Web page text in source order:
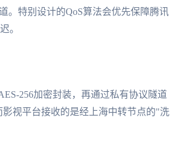
。特别设计的QoS算法会优先保障腾讯
。
256加密封装，再通过私有协议隧道
视平台接收的是经上海中转节点的"洗